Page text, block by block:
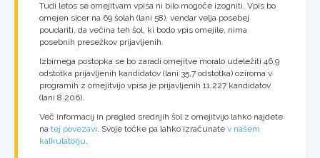
Tudi letos se omejitvam vpisa ni bilo mogoče izogniti. Vpis bo
omejen sicer na 69 šolah (lani 58), vendar velja posebej
poudariti, da večina teh šol, ki bodo vpis omejile, nima
posebnih presežkov prijavljenih.
Izbirnega postopka se bo zaradi omejitve moralo udeležiti 46,9
odstotka prijavljenih kandidatov (lani 35,7 odstotka) oziroma v
programih z omejitvijo vpisa je prijavljenih 11.227 kandidatov
(lani 8.206).
Več informacij in pregled srednjih šol z omejitvijo lahko najdete
na tej povezavi. Svoje točke pa lahko izračunate v našem
kalkulatorju.